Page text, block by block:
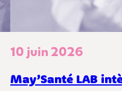
10 juin 2026
May’Santé LAB